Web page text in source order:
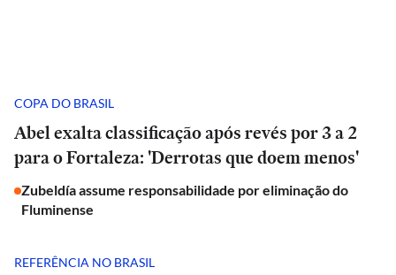
COPA DO BRASIL
Abel exalta classificação após revés por 3 a 2
para o Fortaleza: 'Derrotas que doem menos'
Zubeldía assume responsabilidade por eliminação do
Fluminense
REFERÊNCIA NO BRASIL